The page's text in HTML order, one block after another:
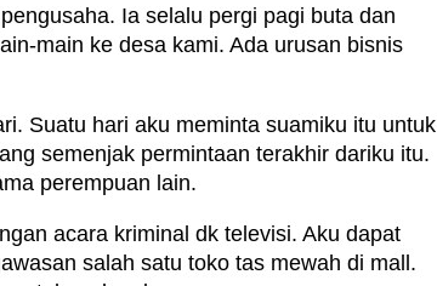
Ia selalu pergi pagi buta dan
main ke desa kami. Ada urusan bisnis
Suatu hari aku meminta suamiku itu untuk
semenjak permintaan terakhir dariku itu.
perempuan lain.
acara kriminal dk televisi. Aku dapat
salah satu toko tas mewah di mall.